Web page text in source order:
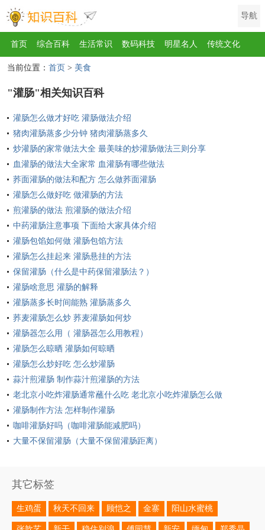
导航
首页 综合百科 生活常识 数码科技 明星名人 传统文化
互联网 健康 影视
运动 游戏 家电 地理
歌曲 动物 植物
当前位置： 首页 > 美食
"灌肠"相关知识百科
灌肠怎么做才好吃 灌肠做法介绍
猪肉灌肠蒸多少分钟 猪肉灌肠蒸多久
炒灌肠的家常做法大全 最美味的炒灌肠做法三则分享
血灌肠的做法大全家常 血灌肠有哪些做法
荞面灌肠的做法和配方 怎么做荞面灌肠
灌肠怎么做好吃 做灌肠的方法
煎灌肠的做法 煎灌肠的做法介绍
中药灌肠注意事项 下面给大家具体介绍
灌肠包馅如何做 灌肠包馅方法
灌肠怎么挂起来 灌肠悬挂的方法
保留灌肠（什么是中药保留灌肠法？）
灌肠啥意思 灌肠的解释
灌肠蒸多长时间能熟 灌肠蒸多久
荞麦灌肠怎么炒 荞麦灌肠如何炒
灌肠器怎么用（ 灌肠器怎么用教程）
灌肠怎么晾晒 灌肠如何晾晒
灌肠怎么炒好吃 怎么炒灌肠
蒜汁煎灌肠 制作蒜汁煎灌肠的方法
老北京小吃炸灌肠通常蘸什么吃 老北京小吃炸灌肠怎么做
灌肠制作方法 怎样制作灌肠
咖啡灌肠好吗（咖啡灌肠能减肥吗）
大量不保留灌肠（大量不保留灌肠距离）
其它标签
生鸡蛋 秋天不回来 顾恺之 金寨 阳山水蜜桃